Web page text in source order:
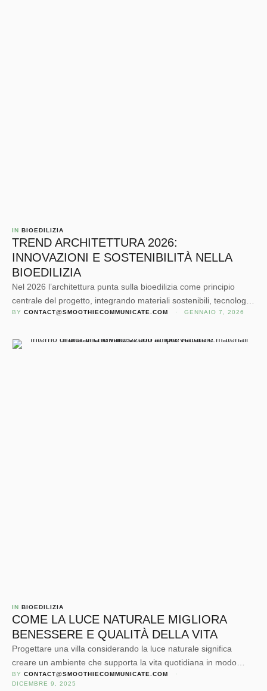
IN BIOEDILIZIA
TREND ARCHITETTURA 2026:
INNOVAZIONI E SOSTENIBILITÀ NELLA
BIOEDILIZIA
Nel 2026 l’architettura punta sulla bioedilizia come principio
centrale del progetto, integrando materiali sostenibili, tecnologie
smart e design biofilico. L’obiettivo è creare edifici e città
l’impatto ambientale lungo tutto il ciclo di vita.
BY CONTACT@SMOOTHIECOMMUNICATE.COM · GENNAIO 7, 2026
IN BIOEDILIZIA
COME LA LUCE NATURALE MIGLIORA
BENESSERE E QUALITÀ DELLA VITA
Progettare una villa considerando la luce naturale significa
creare un ambiente che supporta la vita quotidiana in modo
armonioso, equilibrato e naturale.
BY CONTACT@SMOOTHIECOMMUNICATE.COM
·
DICEMBRE 9, 2025